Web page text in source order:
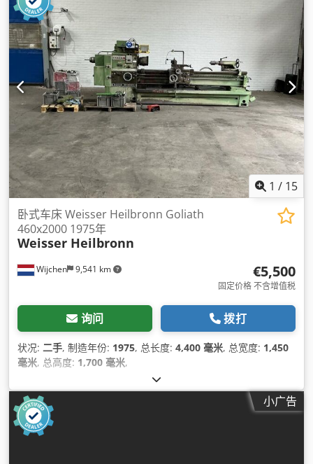
1 / 15
Wijchen 9,541 km
卧式车床 Weisser Heilbronn Goliath
460x2000 1975年
Weisser Heilbronn
€5,500
固定价格 不含增值税
询问 拨打
状况: 二手, 制造年份: 1975, 总长度: 4,400 毫米, 总宽度: 1,450
毫米, 总高度: 1,700 毫米,
小广告